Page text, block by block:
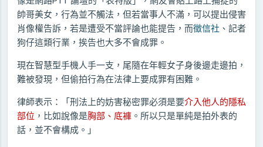
帥哥美女，行為並不觸法，但若當事人不滿，可以提出侵害
肖像權告訴，若是遭受不當評論也能提告，而徵信社 、記者
狗仔這類行業，挨告也大多不會成罪。
現在智慧型手機人手一支，尾隨在年輕女子身後邊走邊拍，
難被發現，但偷拍行為在法律上要成罪有困難。
律師表示：「刑法上的妨害秘密罪必須是要介入他人的隱私
部位 ，比如說像是胸部、底褲 。所以只是單純是拍外表的
話，並不會構成。」